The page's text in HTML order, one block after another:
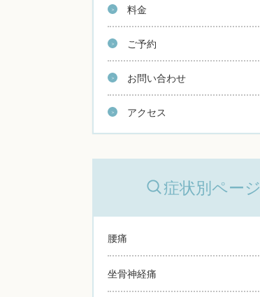
料金
ご予約
お問い合わせ
アクセス
症状別ページ
腰痛
坐骨神経痛